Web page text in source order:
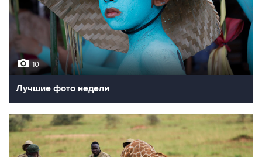
10
Лучшие фото недели